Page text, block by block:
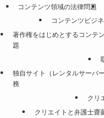
コンテンツ領域の法律問題
コンテンツビジ
著作権をはじめとするコンテ
題
独自サイト（レンタルサーバ
務
クリ
クリエイトと弁護士齋